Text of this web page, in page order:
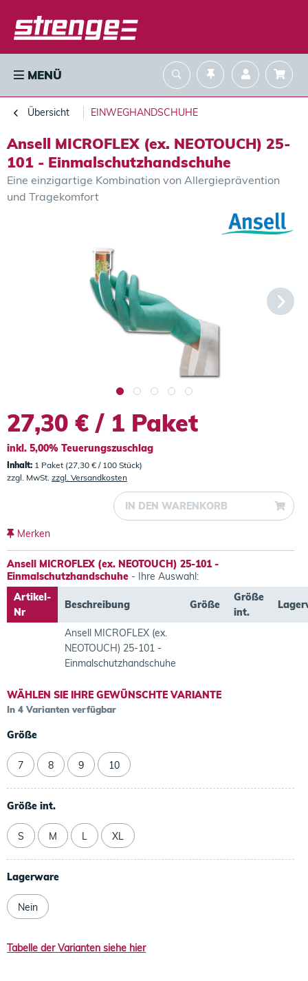
MENÜ
Übersicht EINWEGHANDSCHUHE
Ansell MICROFLEX (ex. NEOTOUCH) 25-
101 - Einmalschutzhandschuhe
Eine einzigartige Kombination von Allergieprävention
und Tragekomfort
27,30 € / 1 Paket
inkl. 5,00% Teuerungszuschlag
Inhalt: 1 Paket (27,30 € / 100 Stück)
zzgl. MwSt. zzgl. Versandkosten
IN DEN WARENKORB
Merken
Ansell MICROFLEX (ex. NEOTOUCH) 25-101 -
Einmalschutzhandschuhe - Ihre Auswahl:
Artikel-
Nr
Beschreibung Größe
Größe
int.
Ansell MICROFLEX (ex.
NEOTOUCH) 25-101 -
Einmalschutzhandschuhe
WÄHLEN SIE IHRE GEWÜNSCHTE VARIANTE
In 4 Varianten verfügbar
Größe
7 8 9 10
Größe int.
S M L XL
Lagerware
Nein
Tabelle der Varianten siehe hier